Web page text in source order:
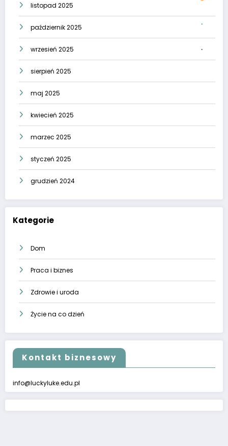
listopad 2025
październik 2025
wrzesień 2025
sierpień 2025
maj 2025
kwiecień 2025
marzec 2025
styczeń 2025
grudzień 2024
Kategorie
Dom
Praca i biznes
Zdrowie i uroda
Życie na co dzień
Kontakt biznesowy
info@luckyluke.edu.pl